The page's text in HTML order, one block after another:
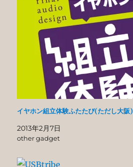
イヤホン組立体験ふたたび(ただし大阪)
2013年2月7日
other gadget